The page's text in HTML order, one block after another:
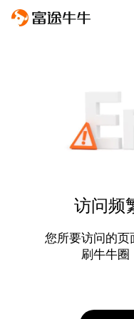
访问频
您所要访问的页
刷牛牛圈